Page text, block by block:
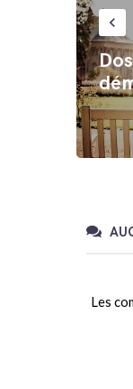
keyboard_arrow_left
Les